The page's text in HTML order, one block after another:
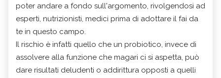
poter andare a fondo sull'argomento, rivolgendosi ad
esperti, nutrizionisti, medici prima di adottare il fai da
te in questo campo.
Il rischio è infatti quello che un probiotico, invece di
assolvere alla funzione che magari ci si aspetta, può
dare risultati deludenti o addirittura opposti a quelli